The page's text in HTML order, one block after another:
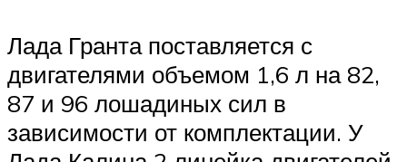
Лада Гранта поставляется с
двигателями объемом 1,6 л на 82,
87 и 96 лошадиных сил в
зависимости от комплектации. У